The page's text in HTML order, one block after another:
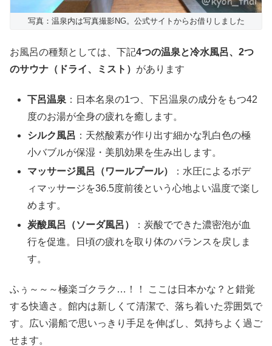
写真：温泉内は写真撮影NG。公式サイトからお借りしました
お風呂の種類としては、下記4つの温泉と冷水風呂、2つ
のサウナ（ドライ、ミスト） があります
下呂温泉 ：日本名泉の1つ、下呂温泉の成分をもつ42
度のお湯が全身の疲れを癒します。
シルク風呂 ：天然酸素が作り出す細かな乳白色の極
小バブルが保湿・美肌効果を生み出します。
マッサージ風呂（ワールプール）
：水圧によるボデ
ィマッサージを36.5度前後という心地よい温度で楽し
めます。
炭酸風呂（ソーダ風呂）
：炭酸でできた濃密泡が血
行を促進。日頃の疲れを取り体のバランスを戻しま
す。
ふぅ～～～極楽ゴクラク…！！ ここは日本かな？と錯覚
する快適さ。館内は新しくて清潔で、落ち着いた雰囲気で
す。広い湯船で思いっきり手足を伸ばし、気持ちよく過ご
せます。